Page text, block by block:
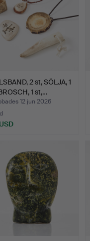
2 st, SÖLJA, 1
1 st,…
12 jun 2026